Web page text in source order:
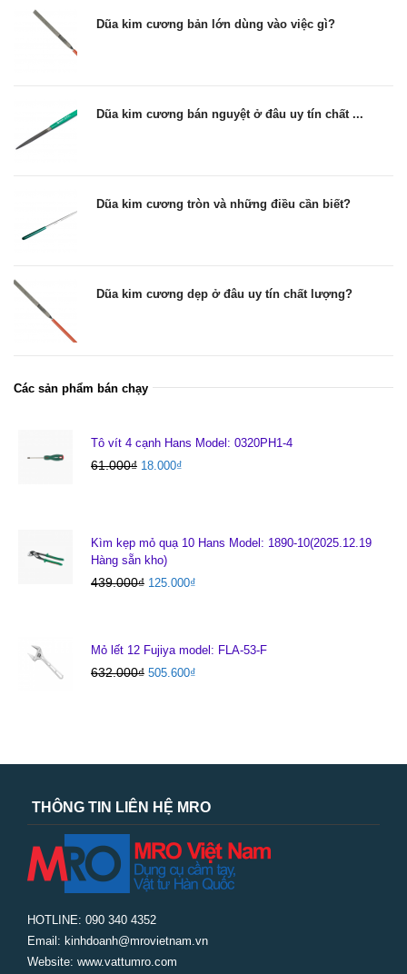
Dũa kim cương bản lớn dùng vào việc gì?
Dũa kim cương bán nguyệt ở đâu uy tín chất ...
Dũa kim cương tròn và những điều cần biết?
Dũa kim cương dẹp ở đâu uy tín chất lượng?
Các sản phẩm bán chạy
Tô vít 4 cạnh Hans Model: 0320PH1-4
61.000₫ 18.000₫
Kìm kẹp mỏ quạ 10 Hans Model: 1890-10(2025.12.19
Hàng sẵn kho)
439.000₫ 125.000₫
Mỏ lết 12 Fujiya model: FLA-53-F
632.000₫ 505.600₫
THÔNG TIN LIÊN HỆ MRO
HOTLINE: 090 340 4352
Email: kinhdoanh@mrovietnam.vn
Website: www.vattumro.com